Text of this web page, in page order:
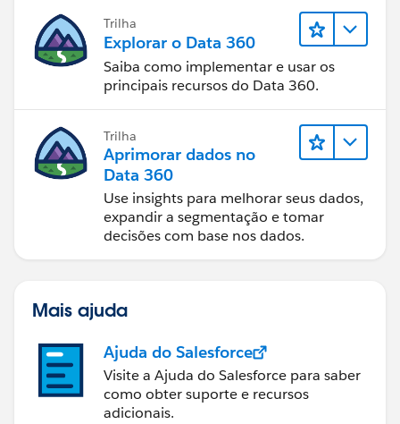
Trilha
Explorar o Data 360
Saiba como implementar e usar os
principais recursos do Data 360.
Trilha
Aprimorar dados no
Data 360
Use insights para melhorar seus dados,
expandir a segmentação e tomar
decisões com base nos dados.
Mais ajuda
Ajuda do Salesforce
Visite a Ajuda do Salesforce para saber
como obter suporte e recursos
adicionais.